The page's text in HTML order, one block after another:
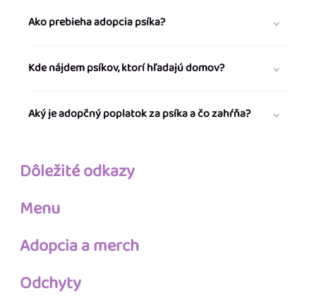
Ako prebieha adopcia psíka?
Kde nájdem psíkov, ktorí hľadajú domov?
Aký je adopčný poplatok za psíka a čo zahŕňa?
Dôležité odkazy
Menu
Adopcia a merch
Odchyty